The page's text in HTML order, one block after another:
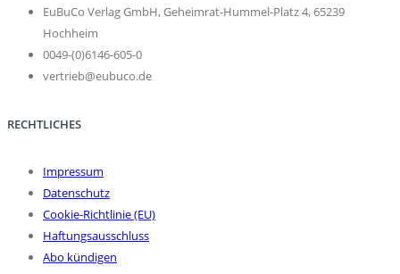
EuBuCo Verlag GmbH, Geheimrat-Hummel-Platz 4, 65239
Hochheim
0049-(0)6146-605-0
vertrieb@eubuco.de
RECHTLICHES
Impressum
Datenschutz
Cookie-Richtlinie (EU)
Haftungsausschluss
Abo kündigen